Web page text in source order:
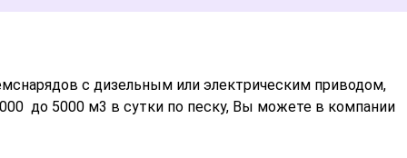
с дизельным или электрическим приводом,
до 5000 м3 в сутки по песку, Вы можете в компании